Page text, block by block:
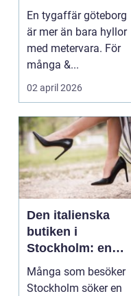
sömnad, inredning
och kreativitet
En tygaffär göteborg
är mer än bara hyllor
med metervara. För
många &...
02 april 2026
Den italienska
butiken i
Stockholm: en
smak av italien i
hjärtat av sverige
Många som besöker
Stockholm söker en